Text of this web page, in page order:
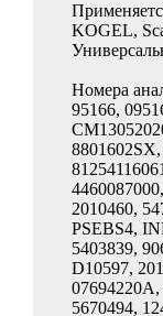
KOGEL,
Номера
95166,
2010460,
PSEBS4,
5403839,
D10597,
07694220A,
5670494,